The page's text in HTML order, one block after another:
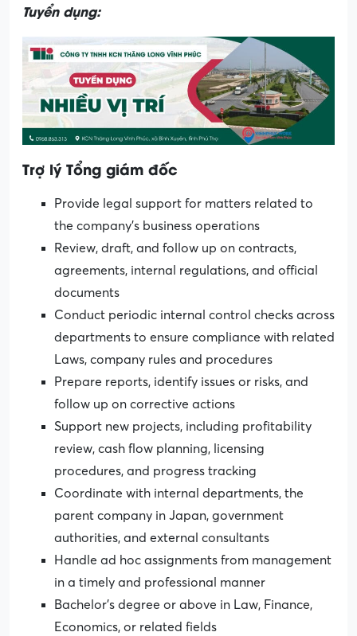
Tuyển dụng:
Trợ lý Tổng giám đốc
Provide legal support for matters related to
the company’s business operations
Review, draft, and follow up on contracts,
agreements, internal regulations, and official
documents
Conduct periodic internal control checks across
departments to ensure compliance with related
Laws, company rules and procedures
Prepare reports, identify issues or risks, and
follow up on corrective actions
Support new projects, including profitability
review, cash flow planning, licensing
procedures, and progress tracking
Coordinate with internal departments, the
parent company in Japan, government
authorities, and external consultants
Handle ad hoc assignments from management
in a timely and professional manner
Bachelor’s degree or above in Law, Finance,
Economics, or related fields